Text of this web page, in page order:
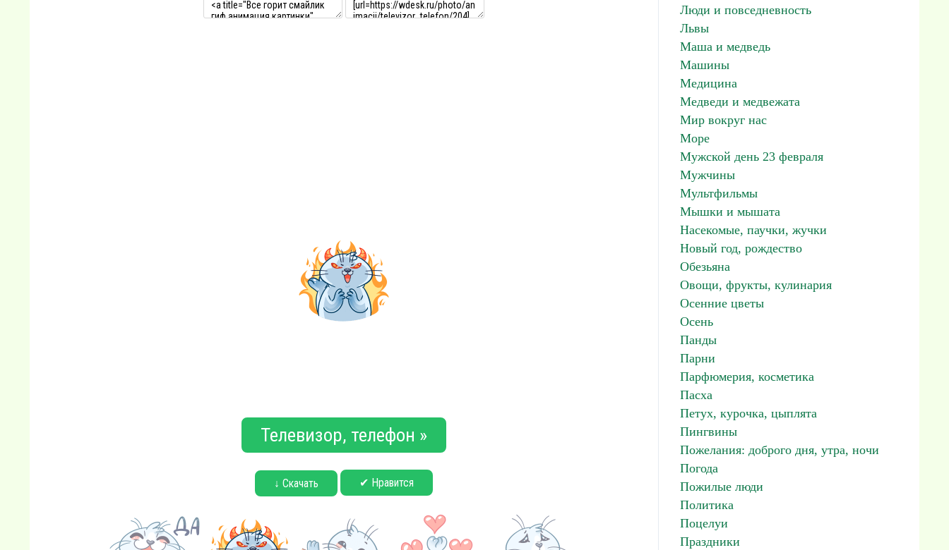
Телевизор, телефон »
↓ Скачать ✔ Нравится
Люди и повседневность
Львы
Маша и медведь
Машины
Медицина
Медведи и медвежата
Мир вокруг нас
Море
Мужской день 23 февраля
Мужчины
Мультфильмы
Мышки и мышата
Насекомые, паучки, жучки
Новый год, рождество
Обезьяна
Овощи, фрукты, кулинария
Осенние цветы
Осень
Панды
Парни
Парфюмерия, косметика
Пасха
Петух, курочка, цыплята
Пингвины
Пожелания: доброго дня, утра, ночи
Погода
Пожилые люди
Политика
Поцелуи
Праздники